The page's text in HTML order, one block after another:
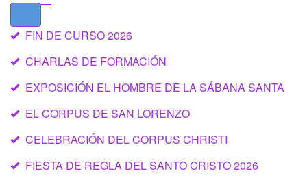
FIN DE CURSO 2026
CHARLAS DE FORMACIÓN
EXPOSICIÓN EL HOMBRE DE LA SÁBANA SANTA
EL CORPUS DE SAN LORENZO
CELEBRACIÓN DEL CORPUS CHRISTI
FIESTA DE REGLA DEL SANTO CRISTO 2026